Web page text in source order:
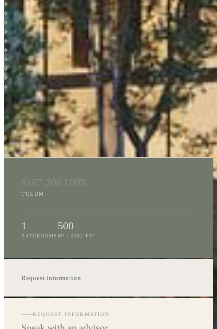
Alberca tipo cenote
Unidades con alberca privada
Jacuzzi
Solarium
Salas lounge
Gimnasio
Jardines
Bar
Estacionamiento subterráneo
Seguridad 24h
LOCATION
$167,200 USD
TULUM
1
BATHROOMS
500
M² / 5382 FT²
Request information
REQUEST INFORMATION